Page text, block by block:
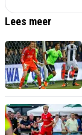
Lees meer